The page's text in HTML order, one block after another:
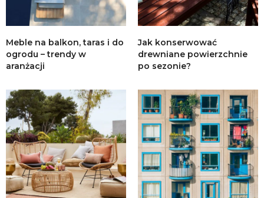
Meble na balkon, taras i do
ogrodu – trendy w
aranżacji
Jak konserwować
drewniane powierzchnie
po sezonie?